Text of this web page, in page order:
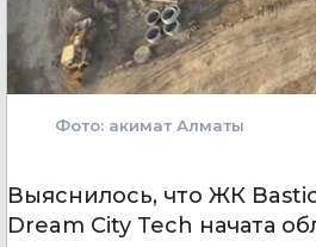
Фото: акимат Алматы
Выяснилось, что ЖК
Dream City Tech начата